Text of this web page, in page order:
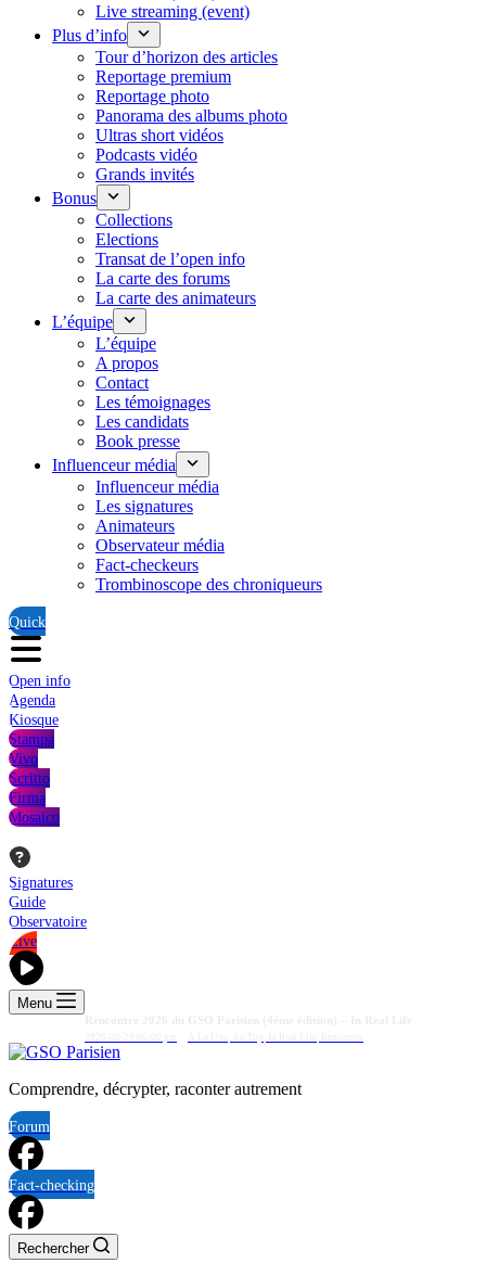
Live streaming (event)
Plus d’info
Tour d’horizon des articles
Reportage premium
Reportage photo
Panorama des albums photo
Ultras short vidéos
Podcasts vidéo
Grands invités
Bonus
Collections
Elections
Transat de l’open info
La carte des forums
La carte des animateurs
L’équipe
L’équipe
A propos
Contact
Les témoignages
Les candidats
Book presse
Influenceur média
Influenceur média
Les signatures
Animateurs
Observateur média
Fact-checkeurs
Trombinoscope des chroniqueurs
Quick
Open info
Agenda
Kiosque
Stampa
Vivo
Scritto
Firma
Mosaico
Signatures
Guide
Observatoire
Live
Menu
Comprendre, décrypter, raconter autrement
Forum
Fact-checking
Rechercher